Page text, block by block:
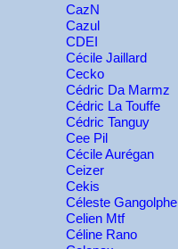
CazN
Cazul
CDEI
Cécile Jaillard
Cecko
Cédric Da Marmz
Cédric La Touffe
Cédric Tanguy
Cee Pil
Cécile Aurégan
Ceizer
Cekis
Céleste Gangolphe
Celien Mtf
Céline Rano